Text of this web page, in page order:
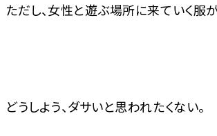
ただし、女性と遊ぶ場所に来ていく服
どうしよう、ダサいと思われたくない。